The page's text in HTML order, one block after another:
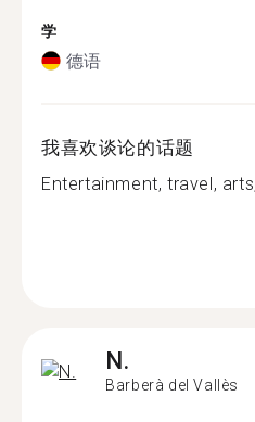
学
德语
我喜欢谈论的话题
Entertainment, travel,
N.
Barberà del Vallès